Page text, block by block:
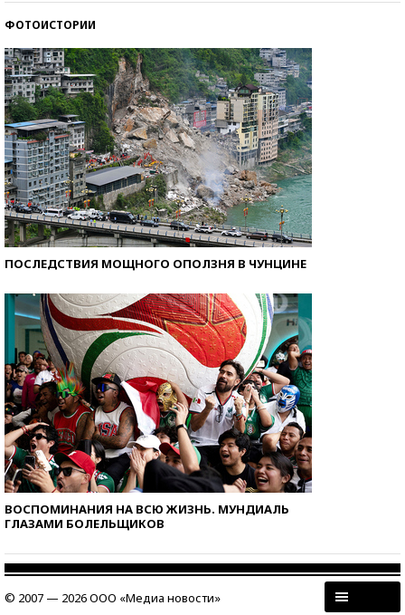
ФОТОИСТОРИИ
ПОСЛЕДСТВИЯ МОЩНОГО ОПОЛЗНЯ В ЧУНЦИНЕ
ВОСПОМИНАНИЯ НА ВСЮ ЖИЗНЬ. МУНДИАЛЬ
ГЛАЗАМИ БОЛЕЛЬЩИКОВ
© 2007 — 2026 ООО «Медиа новости»